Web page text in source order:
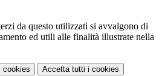
da questo utilizzati si avvalgono di
ed utili alle finalità illustrate nella
cookies Accetta tutti i cookies